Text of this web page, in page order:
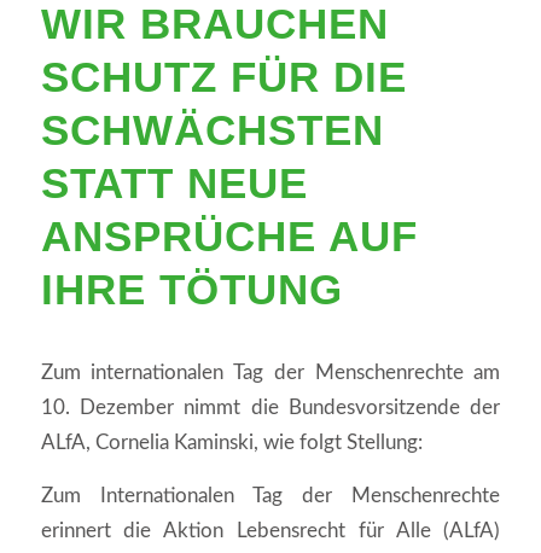
WIR BRAUCHEN
SCHUTZ FÜR DIE
SCHWÄCHSTEN
STATT NEUE
ANSPRÜCHE AUF
IHRE TÖTUNG
Zum internationalen Tag der Menschenrechte am
10. Dezember nimmt die Bundesvorsitzende der
ALfA, Cornelia Kaminski, wie folgt Stellung:
Zum Internationalen Tag der Menschenrechte
erinnert die Aktion Lebensrecht für Alle (ALfA)